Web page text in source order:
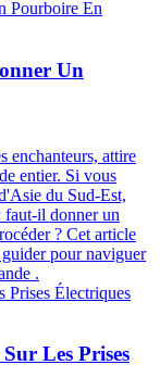
Un
enchanteurs, attire
entier. Si vous
du Sud-Est,
faut-il donner un
? Cet article
pour naviguer
.
Les Prises